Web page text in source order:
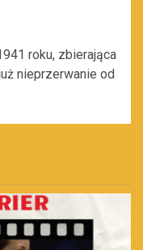
roku, zbierająca
nieprzerwanie od